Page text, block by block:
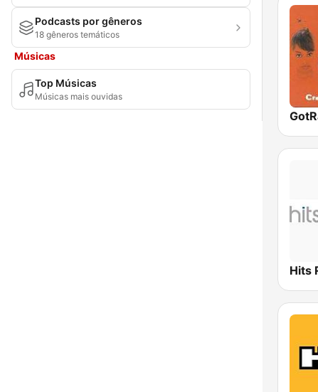
Podcasts por gêneros
18 gêneros temáticos
Músicas
Top Músicas
Músicas mais ouvidas